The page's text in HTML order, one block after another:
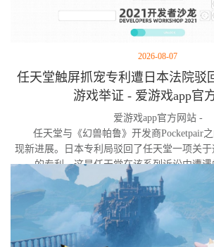
2026-08-07
任天堂触屏抓宠专利遭日本法院驳
游戏举证 - 爱游戏app官
爱游戏app官方网站 -
任天堂与《幻兽帕鲁》开发商Pocketpair
现新进展。日本专利局驳回了任天堂一项关于
的专利，这是任天堂在该系列诉讼中遭